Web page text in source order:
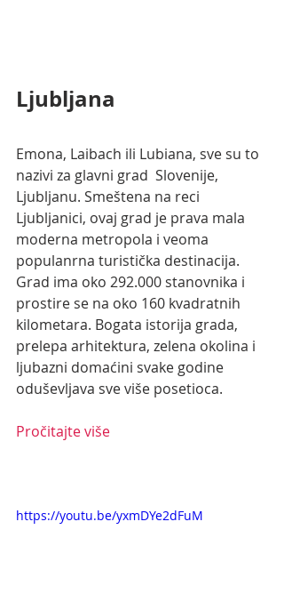
Ljubljana
Emona, Laibach ili Lubiana, sve su to
nazivi za glavni grad  Slovenije,
Ljubljanu. Smeštena na reci
Ljubljanici, ovaj grad je prava mala
moderna metropola i veoma
populanrna turistička destinacija.
Grad ima oko 292.000 stanovnika i
prostire se na oko 160 kvadratnih
kilometara. Bogata istorija grada,
prelepa arhitektura, zelena okolina i
ljubazni domaćini svake godine
oduševljava sve više posetioca.
Pročitajte više
https://youtu.be/yxmDYe2dFuM